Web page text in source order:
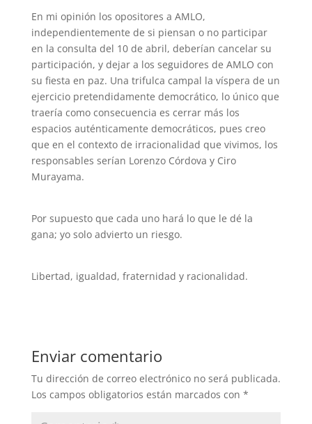
En mi opinión los opositores a AMLO,
independientemente de si piensan o no participar
en la consulta del 10 de abril, deberían cancelar su
participación, y dejar a los seguidores de AMLO con
su fiesta en paz. Una trifulca campal la víspera de un
ejercicio pretendidamente democrático, lo único que
traería como consecuencia es cerrar más los
espacios auténticamente democráticos, pues creo
que en el contexto de irracionalidad que vivimos, los
responsables serían Lorenzo Córdova y Ciro
Murayama.
Por supuesto que cada uno hará lo que le dé la
gana; yo solo advierto un riesgo.
Libertad, igualdad, fraternidad y racionalidad.
Enviar comentario
Tu dirección de correo electrónico no será publicada.
Los campos obligatorios están marcados con *